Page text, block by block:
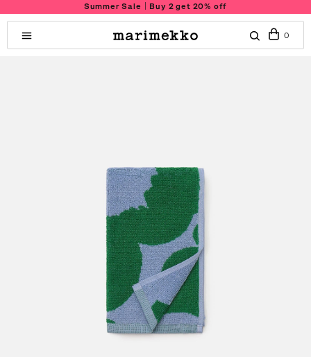
Summer Sale｜Buy 2 get 20% off
0